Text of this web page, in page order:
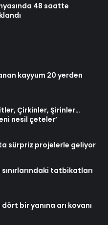
48 saatte
kayyum 20 yerden
Çirkinler, Şirinler…
nesil çeteler’
sürpriz projelerle geliyor
sınırlarındaki tatbikatları
bir yanına arı kovanı